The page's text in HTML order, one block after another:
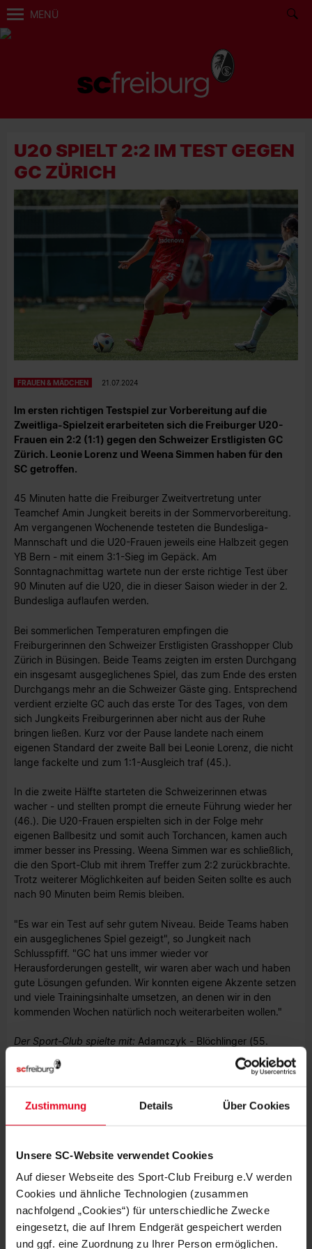
Zustimmung Details Über Cookies
Unsere SC-Website verwendet Cookies
Auf dieser Webseite des Sport-Club Freiburg e.V werden
Cookies und ähnliche Technologien (zusammen
nachfolgend „Cookies“) für unterschiedliche Zwecke
eingesetzt, die auf Ihrem Endgerät gespeichert werden
und ggf. eine Zuordnung zu Ihrer Person ermöglichen.
MENÜ
U20 SPIELT 2:2 IM TEST GEGEN
GC ZÜRICH
FRAUEN & MÄDCHEN 21.07.2024
Im ersten richtigen Testspiel zur Vorbereitung auf die
Zweitliga-Spielzeit erarbeiteten sich die Freiburger U20-
Frauen ein 2:2 (1:1) gegen den Schweizer Erstligisten GC
Zürich. Leonie Lorenz und Weena Simmen haben für den
SC getroffen.
45 Minuten hatte die Freiburger Zweitvertretung unter
Teamchef Amin Jungkeit bereits in der Sommervorbereitung.
Am vergangenen Wochenende testeten die Bundesliga-
Mannschaft und die U20-Frauen jeweils eine Halbzeit gegen
YB Bern - mit einem 3:1-Sieg im Gepäck. Am
Sonntagnachmittag wartete nun der erste richtige Test über
90 Minuten auf die U20, die in dieser Saison wieder in der 2.
Bundesliga auflaufen werden.
Bei sommerlichen Temperaturen empfingen die
Freiburgerinnen den Schweizer Erstligisten Grasshopper Club
Zürich in Büsingen. Beide Teams zeigten im ersten Durchgang
ein insgesamt ausgeglichenes Spiel, das zum Ende des ersten
Durchgangs mehr an die Schweizer Gäste ging. Entsprechend
verdient erzielte GC auch das erste Tor des Tages, von dem
sich Jungkeits Freiburgerinnen aber nicht aus der Ruhe
bringen ließen. Kurz vor der Pause landete nach einem
eigenen Standard der zweite Ball bei Leonie Lorenz, die nicht
lange fackelte und zum 1:1-Ausgleich traf (45.).
In die zweite Hälfte starteten die Schweizerinnen etwas
wacher - und stellten prompt die erneute Führung wieder her
(46.). Die U20-Frauen erspielten sich in der Folge mehr
eigenen Ballbesitz und somit auch Torchancen, kamen auch
immer besser ins Pressing. Weena Simmen war es schließlich,
die den Sport-Club mit ihrem Treffer zum 2:2 zurückbrachte.
Trotz weiterer Möglichkeiten auf beiden Seiten sollte es auch
nach 90 Minuten beim Remis bleiben.
"Es war ein Test auf sehr gutem Niveau. Beide Teams haben
ein ausgeglichenes Spiel gezeigt", so Jungkeit nach
Schlusspfiff. "GC hat uns immer wieder vor
Herausforderungen gestellt, wir waren aber wach und haben
gute Lösungen gefunden. Wir konnten eigene Akzente setzen
und viele Trainingsinhalte umsetzen, an denen wir in den
kommenden Wochen natürlich noch weiterarbeiten wollen."
Der Sport-Club spielte mit: Adamczyk - Blöchlinger (55.
Wunderlich), Volpert (46. Maas), Ezebinyuo, Heck (70.
Sadikou) - Scholle (55. Traore), Simmen, Schmit - Scherer,
Lorenz (70. Rummel), Schick
MEHR NEWS